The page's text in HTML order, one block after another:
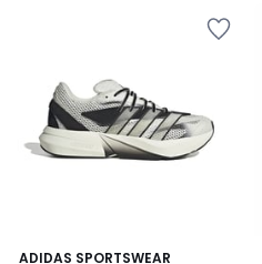
ADIDAS SPORTSWEAR
4,8